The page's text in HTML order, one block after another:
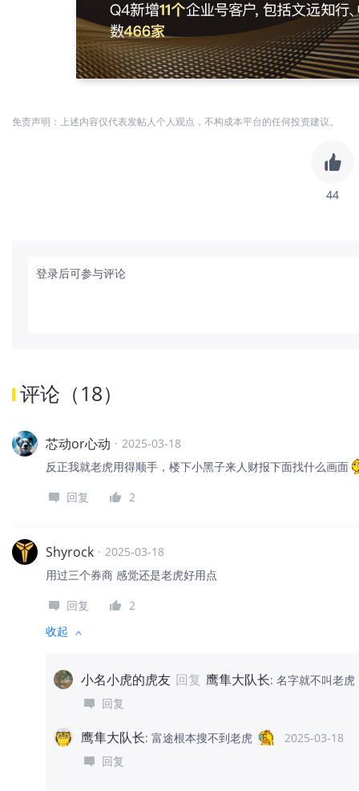
免责声明：上述内容仅代表发帖人个人观点，不构成本平台的任何投资建议。
44
登录后可参与评论
评论 （18）
芯动or心动 · 2025-03-18
反正我就老虎用得顺手，楼下小黑子来人财报下面找什么画面
回复
2
Shyrock · 2025-03-18
用过三个券商 感觉还是老虎好用点
回复
2
收起
小名小虎的虎友 回复 鹰隼大队长: 名字就不叫老虎
回复
鹰隼大队长: 富途根本搜不到老虎
2025-03-18
回复